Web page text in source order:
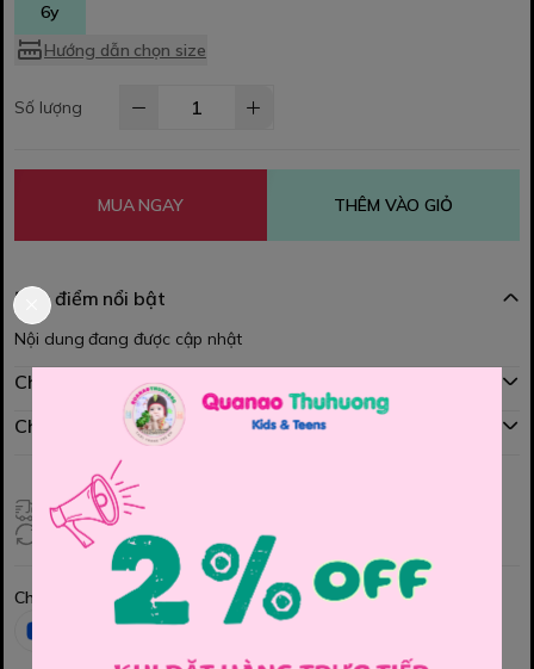
6y
Hướng dẫn chọn size
Số lượng
MUA NGAY THÊM VÀO GIỎ
Đặc điểm nổi bật
Nội dung đang được cập nhật
Chính sách mua hàng
Chính sách đổi hàng
Giao hàng toàn quốc
Đổi hàng 3 ngày (HCM), 7 ngày (Tỉnh)
Chia sẻ